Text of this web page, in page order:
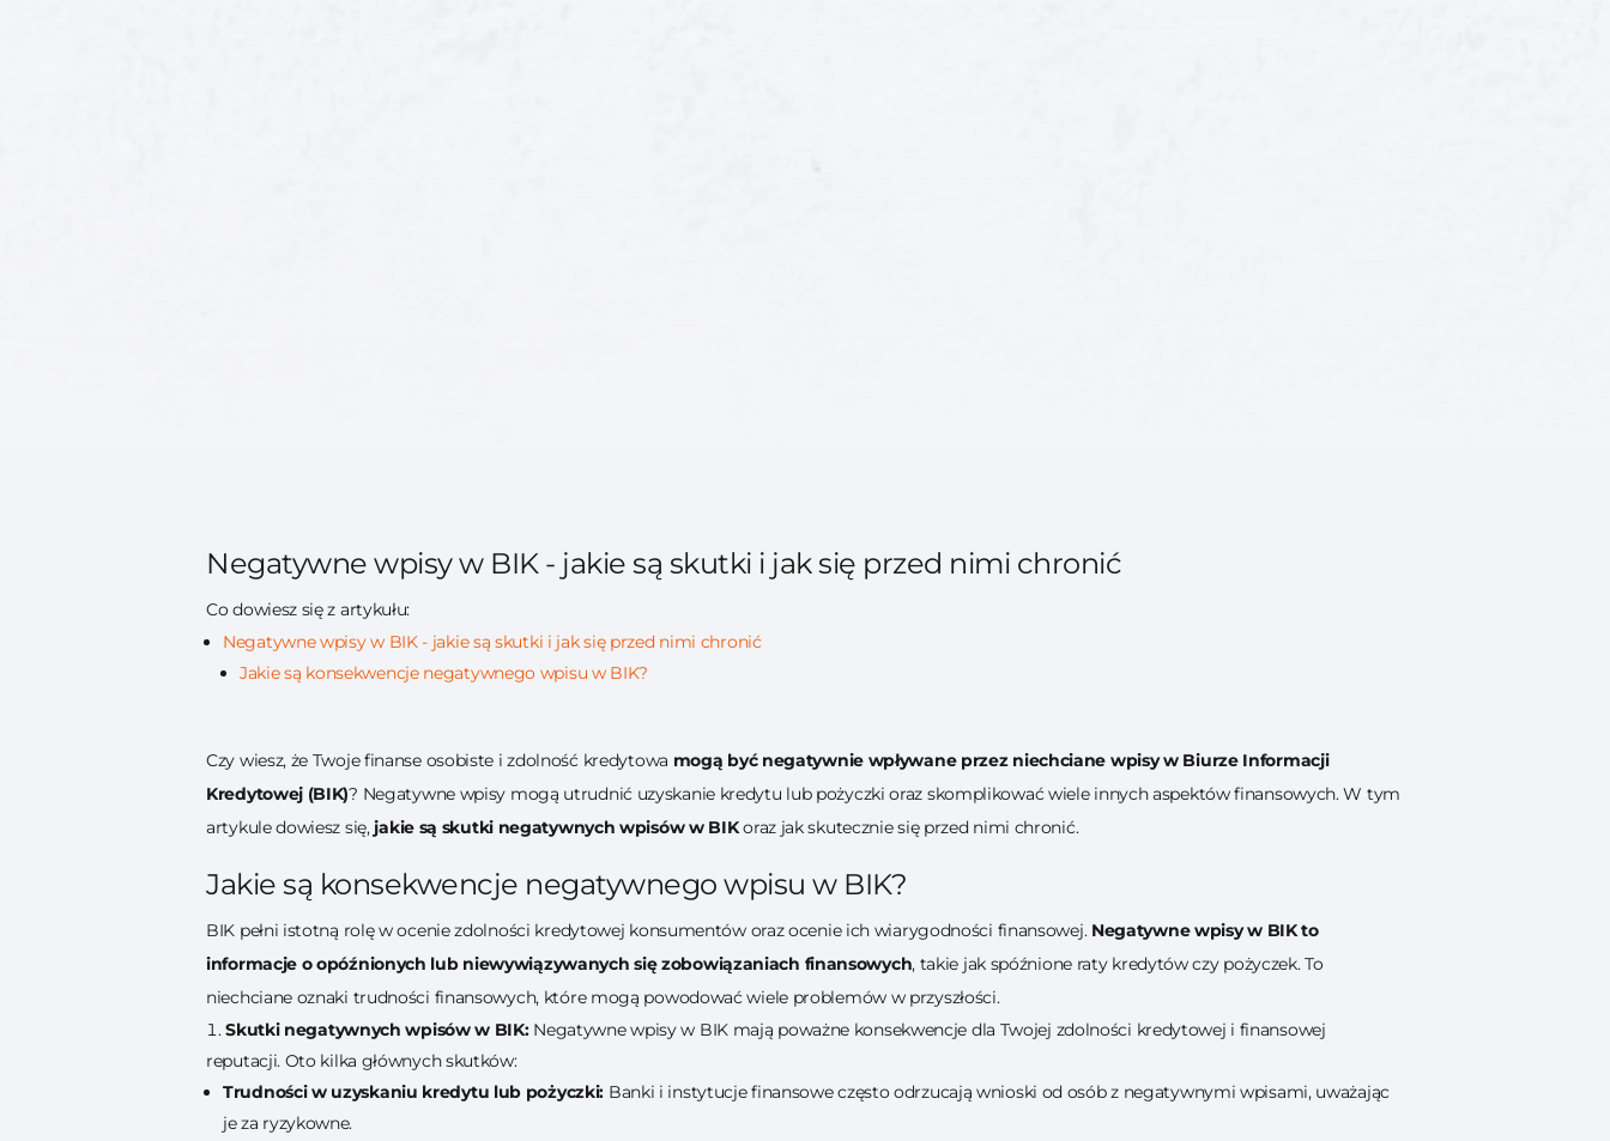
Negatywne wpisy w BIK - jakie są skutki i jak się przed nimi chronić
Co dowiesz się z artykułu:
Negatywne wpisy w BIK - jakie są skutki i jak się przed nimi chronić
Jakie są konsekwencje negatywnego wpisu w BIK?
Czy wiesz, że Twoje finanse osobiste i zdolność kredytowa mogą być negatywnie wpływane przez niechciane wpisy w Biurze Informacji
Kredytowej (BIK)? Negatywne wpisy mogą utrudnić uzyskanie kredytu lub pożyczki oraz skomplikować wiele innych aspektów finansowych. W tym
artykule dowiesz się, jakie są skutki negatywnych wpisów w BIKoraz jak skutecznie się przed nimi chronić.
Jakie są konsekwencje negatywnego wpisu w BIK?
BIK pełni istotną rolę w ocenie zdolności kredytowej konsumentów oraz ocenie ich wiarygodności finansowej. Negatywne wpisy w BIK to
informacje o opóźnionych lub niewywiązywanych się zobowiązaniach finansowych, takie jak spóźnione raty kredytów czy pożyczek. To
niechciane oznaki trudności finansowych, które mogą powodować wiele problemów w przyszłości.
Skutki negatywnych wpisów w BIK:Negatywne wpisy w BIK mają poważne konsekwencje dla Twojej zdolności kredytowej i finansowej
reputacji. Oto kilka głównych skutków:
Trudności w uzyskaniu kredytu lub pożyczki: Banki i instytucje finansowe często odrzucają wnioski od osób z negatywnymi wpisami, uważając
je za ryzykowne.